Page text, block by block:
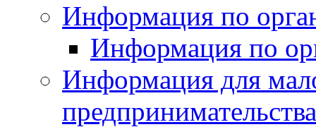
Информация по
Информация по
Информация для
предпринимательства